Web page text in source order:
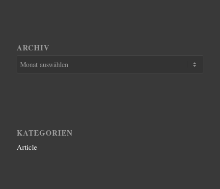
ARCHIV
KATEGORIEN
Article